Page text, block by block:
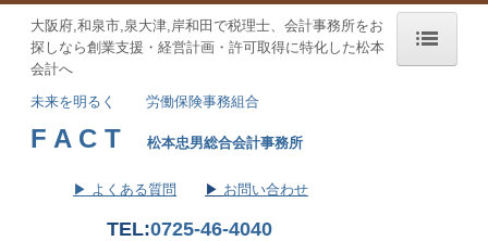
FACTグループ理念
会社案内
サービス案内
大阪府,和泉市,泉大津,岸和田で税理士、会計事務所をお
探しなら創業支援・経営計画・許可取得に特化した松本
会計へ
未来を明るく
労働保険事務組合
F A C T 松本忠男総合会計事務所
▶ よくある質問 ▶ お問い合わせ
TEL:0725-46-4040